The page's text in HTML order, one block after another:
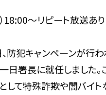
18:00～リピート放送あり
防犯キャンペーンが行わ
署長に就任しました。
して特殊詐欺や闇バイ